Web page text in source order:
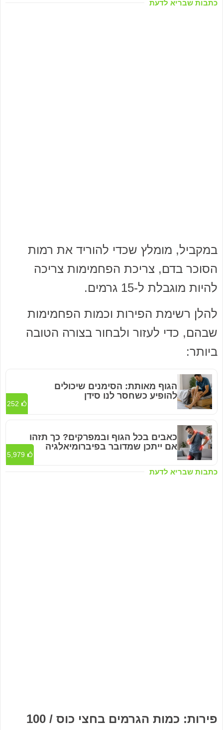
כתבות שבריא לדעת
במקביל, מומלץ שכדי להוריד את רמות
הסוכר בדם, צריכת הפחמימות צריכה
להיות מוגבלת ל-15 גרמים.
להלן רשימת הפירות וכמות הפחמימות
שבהם, כדי לעזור ולבחור בצורה הטובה
ביותר:
כתבות שבריא לדעת
הגוף מאותת: הסימנים שיכולים
להופיע כשחסר לנו סידן
252
כאבים בכל הגוף ובמפרקים? כך תזהו
אם ייתכן שמדובר בפיברומיאלגיה
5,979
פירות: כמות הגרמים בחצי כוס / 100